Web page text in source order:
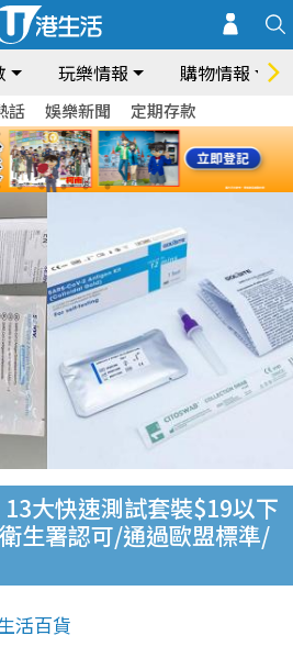
玩樂情報 購物情報
話 娛樂新聞 定期存款
13大快速測試套裝$19以下
生署認可/通過歐盟標準/
活百貨